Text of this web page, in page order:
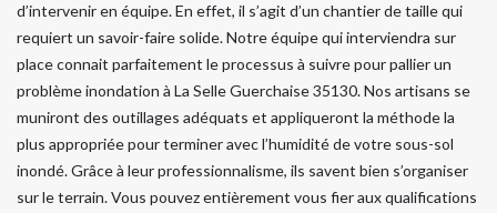
d’intervenir en équipe. En effet, il s’agit d’un chantier de taille qui
requiert un savoir-faire solide. Notre équipe qui interviendra sur
place connait parfaitement le processus à suivre pour pallier un
problème inondation à La Selle Guerchaise 35130. Nos artisans se
muniront des outillages adéquats et appliqueront la méthode la
plus appropriée pour terminer avec l’humidité de votre sous-sol
inondé. Grâce à leur professionnalisme, ils savent bien s’organiser
sur le terrain. Vous pouvez entièrement vous fier aux qualifications